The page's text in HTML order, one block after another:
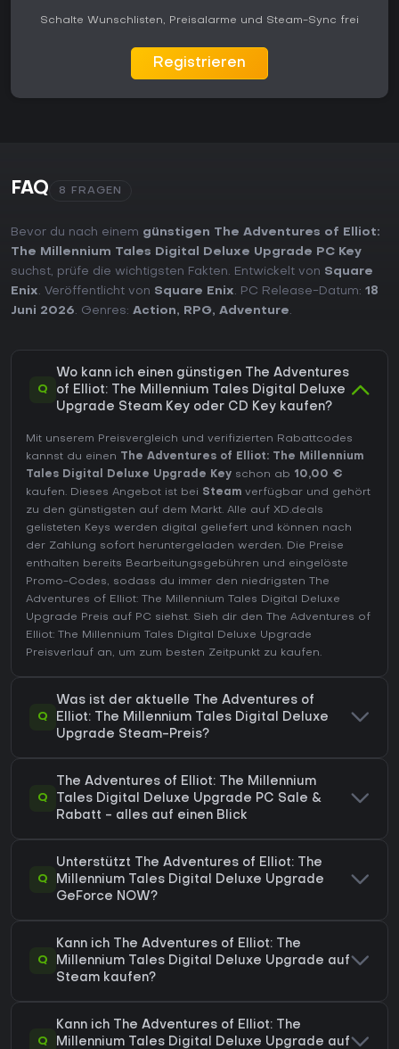
Schalte Wunschlisten, Preisalarme und Steam-Sync frei
Registrieren
FAQ 8 FRAGEN
Bevor du nach einem günstigen The Adventures of Elliot:
The Millennium Tales Digital Deluxe Upgrade PC Key
suchst, prüfe die wichtigsten Fakten. Entwickelt von Square
Enix. Veröffentlicht von Square Enix. PC Release-Datum: 18
Juni 2026. Genres: Action, RPG, Adventure.
Q
Wo kann ich einen günstigen The Adventures
of Elliot: The Millennium Tales Digital Deluxe
Upgrade Steam Key oder CD Key kaufen?
Mit unserem Preisvergleich und verifizierten Rabattcodes
kannst du einen The Adventures of Elliot: The Millennium
Tales Digital Deluxe Upgrade Key schon ab 10,00 €
kaufen. Dieses Angebot ist bei Steam verfügbar und gehört
zu den günstigsten auf dem Markt. Alle auf XD.deals
gelisteten Keys werden digital geliefert und können nach
der Zahlung sofort heruntergeladen werden. Die Preise
enthalten bereits Bearbeitungsgebühren und eingelöste
Promo-Codes, sodass du immer den niedrigsten The
Adventures of Elliot: The Millennium Tales Digital Deluxe
Upgrade Preis auf PC siehst. Sieh dir den The Adventures of
Elliot: The Millennium Tales Digital Deluxe Upgrade
Preisverlauf an, um zum besten Zeitpunkt zu kaufen.
Q
Was ist der aktuelle The Adventures of
Elliot: The Millennium Tales Digital Deluxe
Upgrade Steam-Preis?
Q
The Adventures of Elliot: The Millennium
Tales Digital Deluxe Upgrade PC Sale &
Rabatt - alles auf einen Blick
Q
Unterstützt The Adventures of Elliot: The
Millennium Tales Digital Deluxe Upgrade
GeForce NOW?
Q
Kann ich The Adventures of Elliot: The
Millennium Tales Digital Deluxe Upgrade auf
Steam kaufen?
Q
Kann ich The Adventures of Elliot: The
Millennium Tales Digital Deluxe Upgrade auf